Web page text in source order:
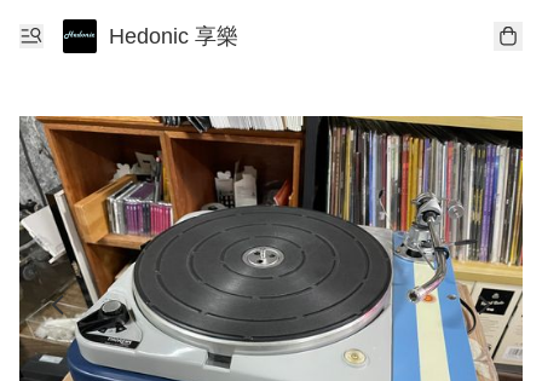
Hedonic 享樂